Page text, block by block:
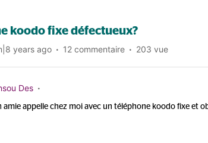
koodo fixe défectueux?
years ago 12 commentaire 203 vue
Des
amie appelle chez moi avec un téléphone koodo fixe et